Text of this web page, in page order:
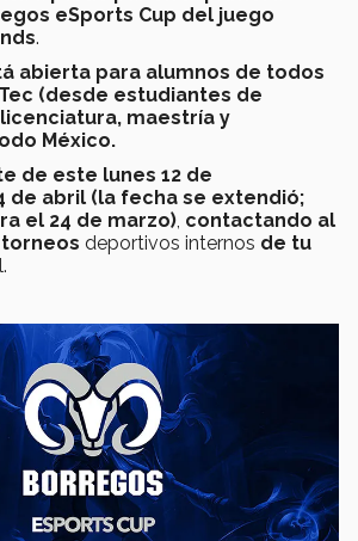
eSports Cup del juego
.
abierta para alumnos de todos
(desde estudiantes de
maestría y
México.
de este lunes 12 de
de abril (la fecha se extendió;
el 24 de marzo) contactando al
deportivos internos de tu